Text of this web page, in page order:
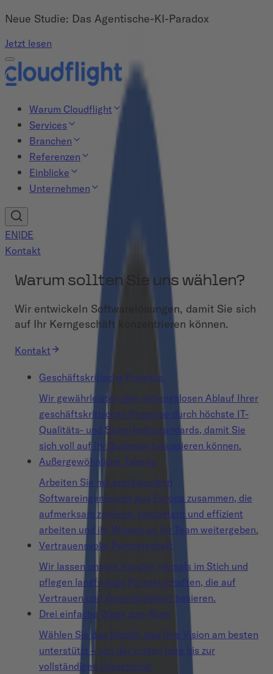
Neue Studie: Das Agentische-KI-Paradox
Jetzt lesen
Warum Cloudflight
Services
Branchen
Referenzen
Einblicke
Unternehmen
EN|DE
Kontakt
Warum sollten Sie uns wählen?
Wir entwickeln Softwarelösungen, damit Sie sich
auf Ihr Kerngeschäft konzentrieren können.
Kontakt
Geschäftskritische Projekte
Wir gewährleisten den reibungslosen Ablauf Ihrer
geschäftskritischen Prozesse durch höchste IT-
Qualitäts- und Sicherheitsstandards, damit Sie
sich voll auf Ihr Business fokussieren können.
Außergewöhnliche Talente
Arbeiten Sie mit erstklassigen
Softwareingenieuren aus Europa zusammen, die
aufmerksam zuhören, kompetent und effizient
arbeiten und ihr Wissen an Ihr Team weitergeben.
Vertrauensvolle Partnerschaft
Wir lassen unsere Kunden niemals im Stich und
pflegen langfristige Partnerschaften, die auf
Vertrauen und Zuverlässigkeit basieren.
Drei einfache Wege zum Start
Wählen Sie das Modell, das Ihre Vision am besten
unterstützt – von der ersten Idee bis zur
vollständigen Umsetzung.